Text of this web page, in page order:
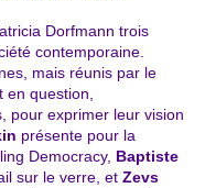
Dorfmann trois
contemporaine.
mais réunis par le
question,
pour exprimer leur vision
présente pour la
Democracy, Baptiste
sur le verre, et Zevs